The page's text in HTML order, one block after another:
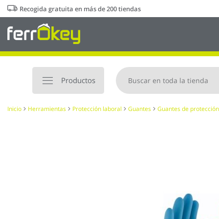
Ir
al
contenido
Recogida gratuita en más de 200 tiendas
Productos
Inicio Herramientas Protección laboral Guantes Guantes de